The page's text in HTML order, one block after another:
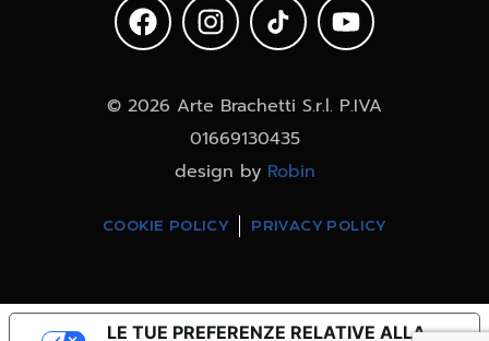
© 2026 Arte Brachetti S.r.l. P.IVA
01669130435
design by Robin
COOKIE POLICY PRIVACY POLICY
LE TUE PREFERENZE RELATIVE ALLA